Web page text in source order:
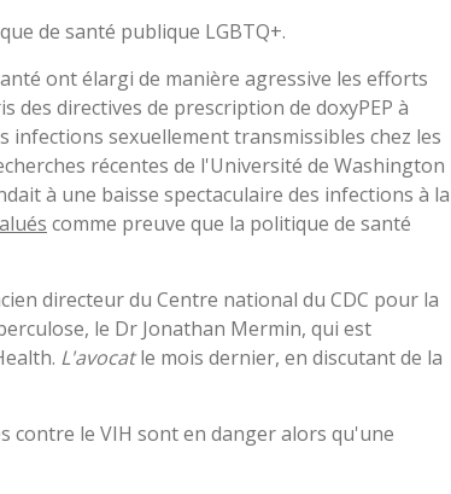
de santé publique LGBTQ+.
ont élargi de manière agressive les efforts
des directives de prescription de doxyPEP à
sexuellement transmissibles chez les
récentes de l'Université de Washington
à une baisse spectaculaire des infections à la
comme preuve que la politique de santé
directeur du Centre national du CDC pour la
le Dr Jonathan Mermin, qui est
L'avocatle mois dernier, en discutant de la
contre le VIH sont en danger alors qu'une